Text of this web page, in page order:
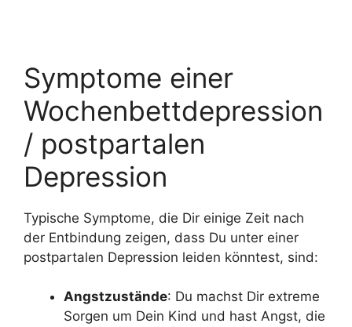
Symptome einer
Wochenbettdepression
/ postpartalen
Depression
Typische Symptome, die Dir einige Zeit nach
der Entbindung zeigen, dass Du unter einer
postpartalen Depression leiden könntest, sind:
Angstzustände: Du machst Dir extreme
Sorgen um Dein Kind und hast Angst, die